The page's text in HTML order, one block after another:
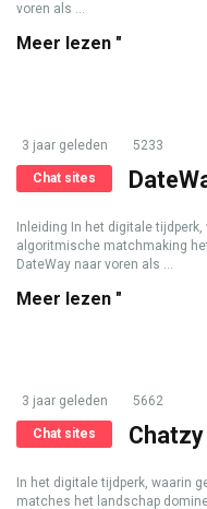
voren als ...
Meer lezen "
3 jaar geleden 5233
Chat sites
Inleiding In het digitale
algoritmische matchmaking
DateWay naar voren als ...
Meer lezen "
3 jaar geleden 5662
Chat sites Chatzy
In het digitale tijdperk, waarin
matches het landschap